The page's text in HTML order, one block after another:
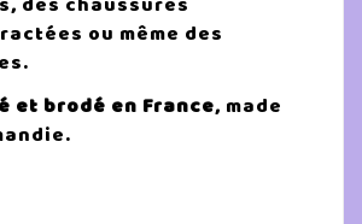
ou même des
et brodé en France, made